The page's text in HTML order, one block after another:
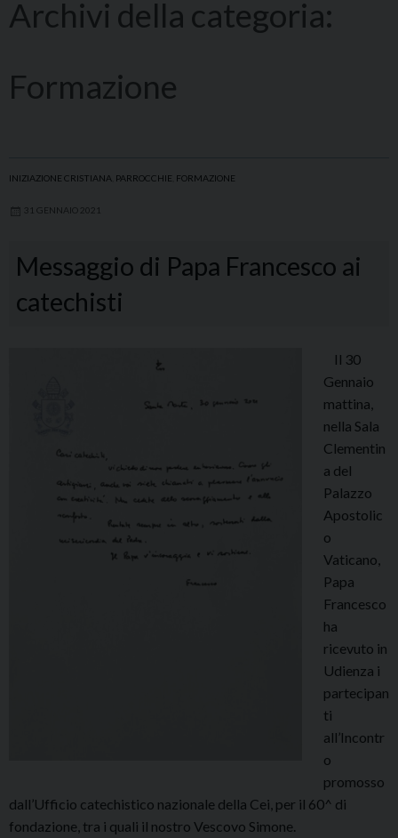
Archivi della categoria:
Formazione
INIZIAZIONE CRISTIANA PARROCCHIE FORMAZIONE
31 GENNAIO 2021
Messaggio di Papa Francesco ai
catechisti
Il 30
Gennaio
mattina,
nella Sala
Clementin
a del
Palazzo
Apostolic
o
Vaticano,
Papa
Francesco
ha
ricevuto in
Udienza i
partecipan
ti
all’Incontr
o
promosso
dall’Ufficio catechistico nazionale della Cei, per il 60^ di
fondazione, tra i quali il nostro Vescovo Simone.